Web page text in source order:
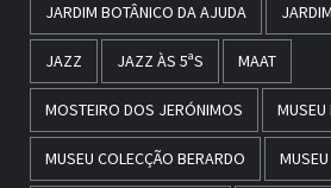
JARDIM BOTÂNICO DA AJUDA
JAZZ JAZZ ÀS 5ªS MAAT
MOSTEIRO DOS JERÓNIMOS MUSEU
MUSEU COLECÇÃO BERARDO